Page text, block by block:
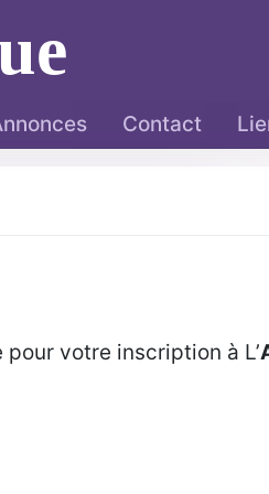
Contact
votre inscription à L’